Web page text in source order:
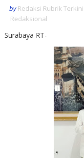
by Redaksi Rubrik Terkini
Redaksional
Surabaya RT-